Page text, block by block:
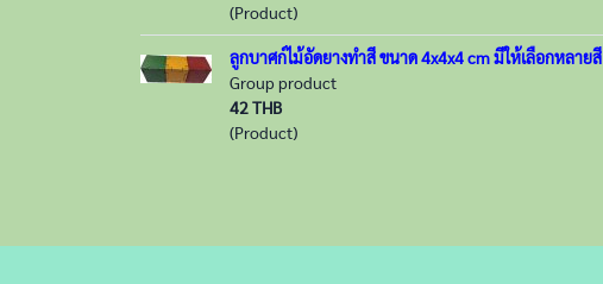
(Product)
ลูกบาศก์ไม้อัดยางทำสี ขนาด 4x4x4 cm มีให้เลือกหลายสี
Group product
42 THB
(Product)